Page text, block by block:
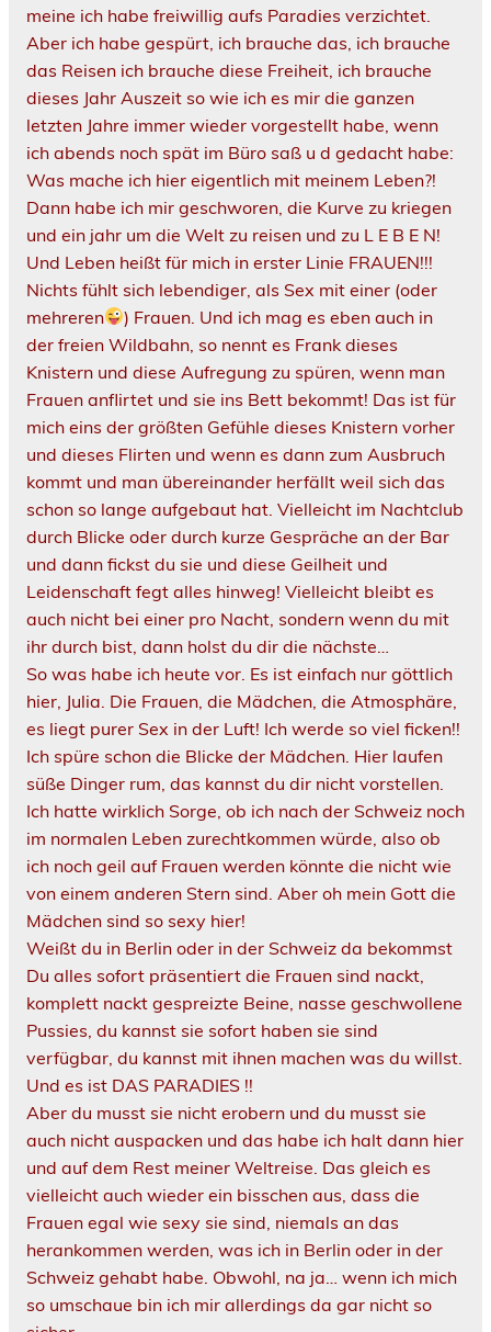
meine ich habe freiwillig aufs Paradies verzichtet.
Aber ich habe gespürt, ich brauche das, ich brauche
das Reisen ich brauche diese Freiheit, ich brauche
dieses Jahr Auszeit so wie ich es mir die ganzen
letzten Jahre immer wieder vorgestellt habe, wenn
ich abends noch spät im Büro saß u d gedacht habe:
Was mache ich hier eigentlich mit meinem Leben?!
Dann habe ich mir geschworen, die Kurve zu kriegen
und ein jahr um die Welt zu reisen und zu L E B E N!
Und Leben heißt für mich in erster Linie FRAUEN!!!
Nichts fühlt sich lebendiger, als Sex mit einer (oder
mehreren
) Frauen. Und ich mag es eben auch in
der freien Wildbahn, so nennt es Frank dieses
Knistern und diese Aufregung zu spüren, wenn man
Frauen anflirtet und sie ins Bett bekommt! Das ist für
mich eins der größten Gefühle dieses Knistern vorher
und dieses Flirten und wenn es dann zum Ausbruch
kommt und man übereinander herfällt weil sich das
schon so lange aufgebaut hat. Vielleicht im Nachtclub
durch Blicke oder durch kurze Gespräche an der Bar
und dann fickst du sie und diese Geilheit und
Leidenschaft fegt alles hinweg! Vielleicht bleibt es
auch nicht bei einer pro Nacht, sondern wenn du mit
ihr durch bist, dann holst du dir die nächste…
So was habe ich heute vor. Es ist einfach nur göttlich
hier, Julia. Die Frauen, die Mädchen, die Atmosphäre,
es liegt purer Sex in der Luft! Ich werde so viel ficken!!
Ich spüre schon die Blicke der Mädchen. Hier laufen
süße Dinger rum, das kannst du dir nicht vorstellen.
Ich hatte wirklich Sorge, ob ich nach der Schweiz noch
im normalen Leben zurechtkommen würde, also ob
ich noch geil auf Frauen werden könnte die nicht wie
von einem anderen Stern sind. Aber oh mein Gott die
Mädchen sind so sexy hier!
Weißt du in Berlin oder in der Schweiz da bekommst
Du alles sofort präsentiert die Frauen sind nackt,
komplett nackt gespreizte Beine, nasse geschwollene
Pussies, du kannst sie sofort haben sie sind
verfügbar, du kannst mit ihnen machen was du willst.
Und es ist DAS PARADIES !!
Aber du musst sie nicht erobern und du musst sie
auch nicht auspacken und das habe ich halt dann hier
und auf dem Rest meiner Weltreise. Das gleich es
vielleicht auch wieder ein bisschen aus, dass die
Frauen egal wie sexy sie sind, niemals an das
herankommen werden, was ich in Berlin oder in der
Schweiz gehabt habe. Obwohl, na ja… wenn ich mich
so umschaue bin ich mir allerdings da gar nicht so